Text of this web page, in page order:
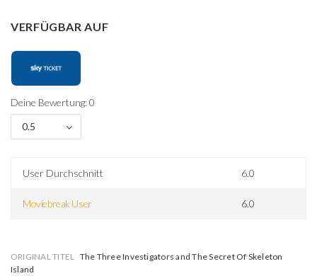
VERFÜGBAR AUF
Deine Bewertung: 0
0.5
User Durchschnitt 6.0
Moviebreak User 6.0
ORIGINAL TITEL The Three Investigators and The Secret Of Skeleton
Island